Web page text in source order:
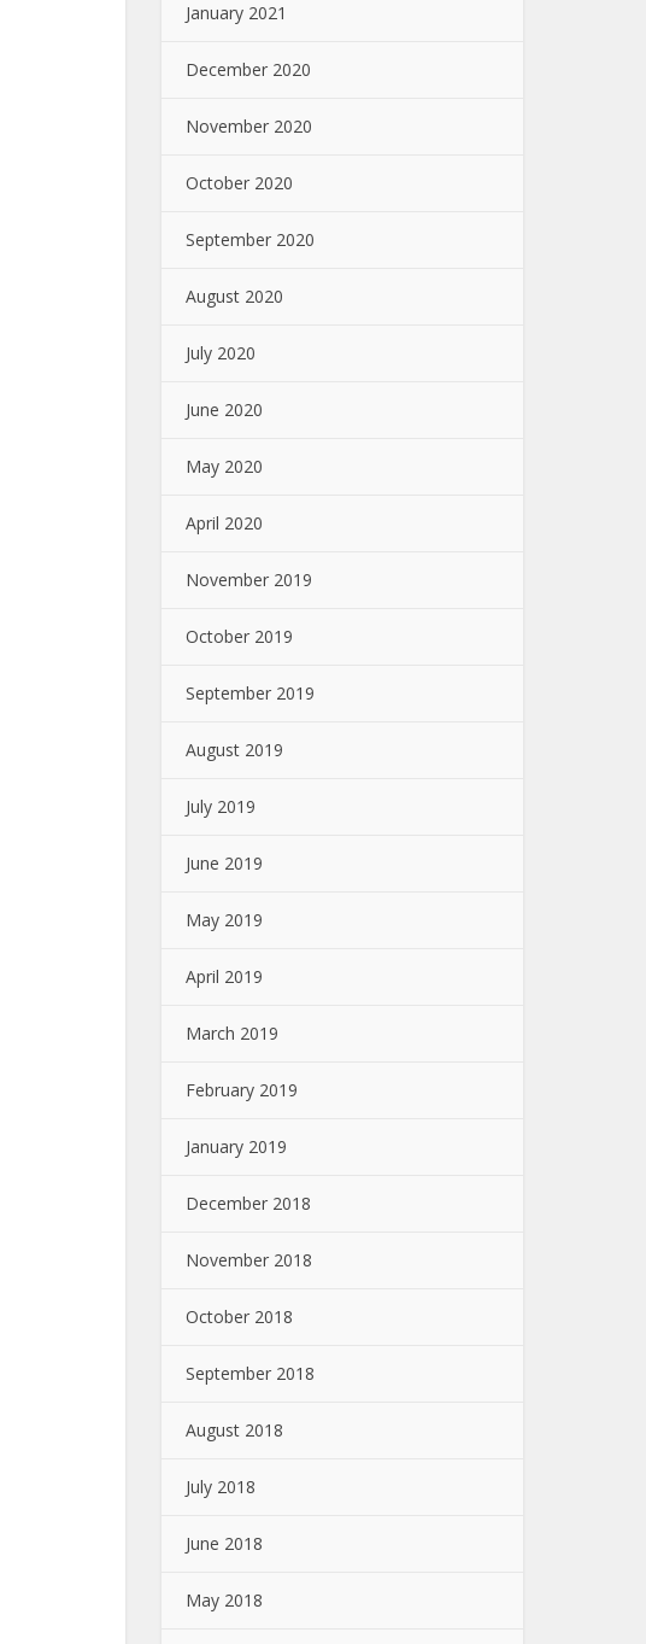
January 2021
December 2020
November 2020
October 2020
September 2020
August 2020
July 2020
June 2020
May 2020
April 2020
November 2019
October 2019
September 2019
August 2019
July 2019
June 2019
May 2019
April 2019
March 2019
February 2019
January 2019
December 2018
November 2018
October 2018
September 2018
August 2018
July 2018
June 2018
May 2018